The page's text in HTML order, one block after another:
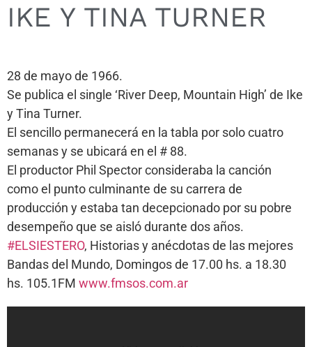
IKE Y TINA TURNER
28 de mayo de 1966.
Se publica el single ‘River Deep, Mountain High’ de Ike
y Tina Turner.
El sencillo permanecerá en la tabla por solo cuatro
semanas y se ubicará en el # 88.
El productor Phil Spector consideraba la canción
como el punto culminante de su carrera de
producción y estaba tan decepcionado por su pobre
desempeño que se aisló durante dos años.
#ELSIESTERO, Historias y anécdotas de las mejores
Bandas del Mundo, Domingos de 17.00 hs. a 18.30
hs. 105.1FM www.fmsos.com.ar